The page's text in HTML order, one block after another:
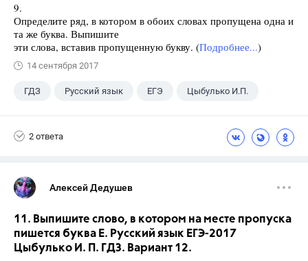
9.
Определите ряд, в котором в обоих словах пропущена одна и
та же буква. Выпишите
эти слова, вставив пропущенную букву. (Подробнее...)
14 сентября 2017
ГДЗ Русский язык ЕГЭ Цыбулько И.П.
2 ответа
Алексей Дедушев
11. Выпишите слово, в котором на месте пропуска
пишется буква Е. Русский язык ЕГЭ-2017
Цыбулько И. П. ГДЗ. Вариант 12.